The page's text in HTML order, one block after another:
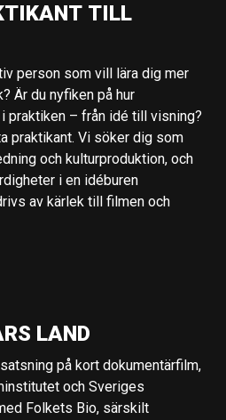
TILL
person som vill lära dig mer
Är du nyfiken på hur
praktiken – från idé till visning?
praktikant. Vi söker dig som
och kulturproduktion, och
i en idéburen
av kärlek till filmen och
LAND
på kort dokumentärfilm,
och Sveriges
Folkets Bio, särskilt